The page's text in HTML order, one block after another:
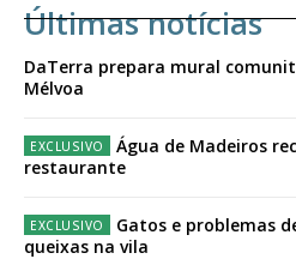
Últimas notícias
DaTerra prepara mural
Mélvoa
Água de Madeiros
restaurante
Gatos e problemas
queixas na vila